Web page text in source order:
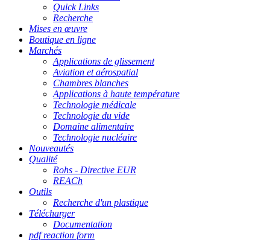
Quick Links
Recherche
Mises en œuvre
Boutique en ligne
Marchés
Applications de glissement
Aviation et aérospatial
Chambres blanches
Applications à haute température
Technologie médicale
Technologie du vide
Domaine alimentaire
Technologie nucléaire
Nouveautés
Qualité
Rohs - Directive EUR
REACh
Outils
Recherche d'un plastique
Télécharger
Documentation
pdf reaction form